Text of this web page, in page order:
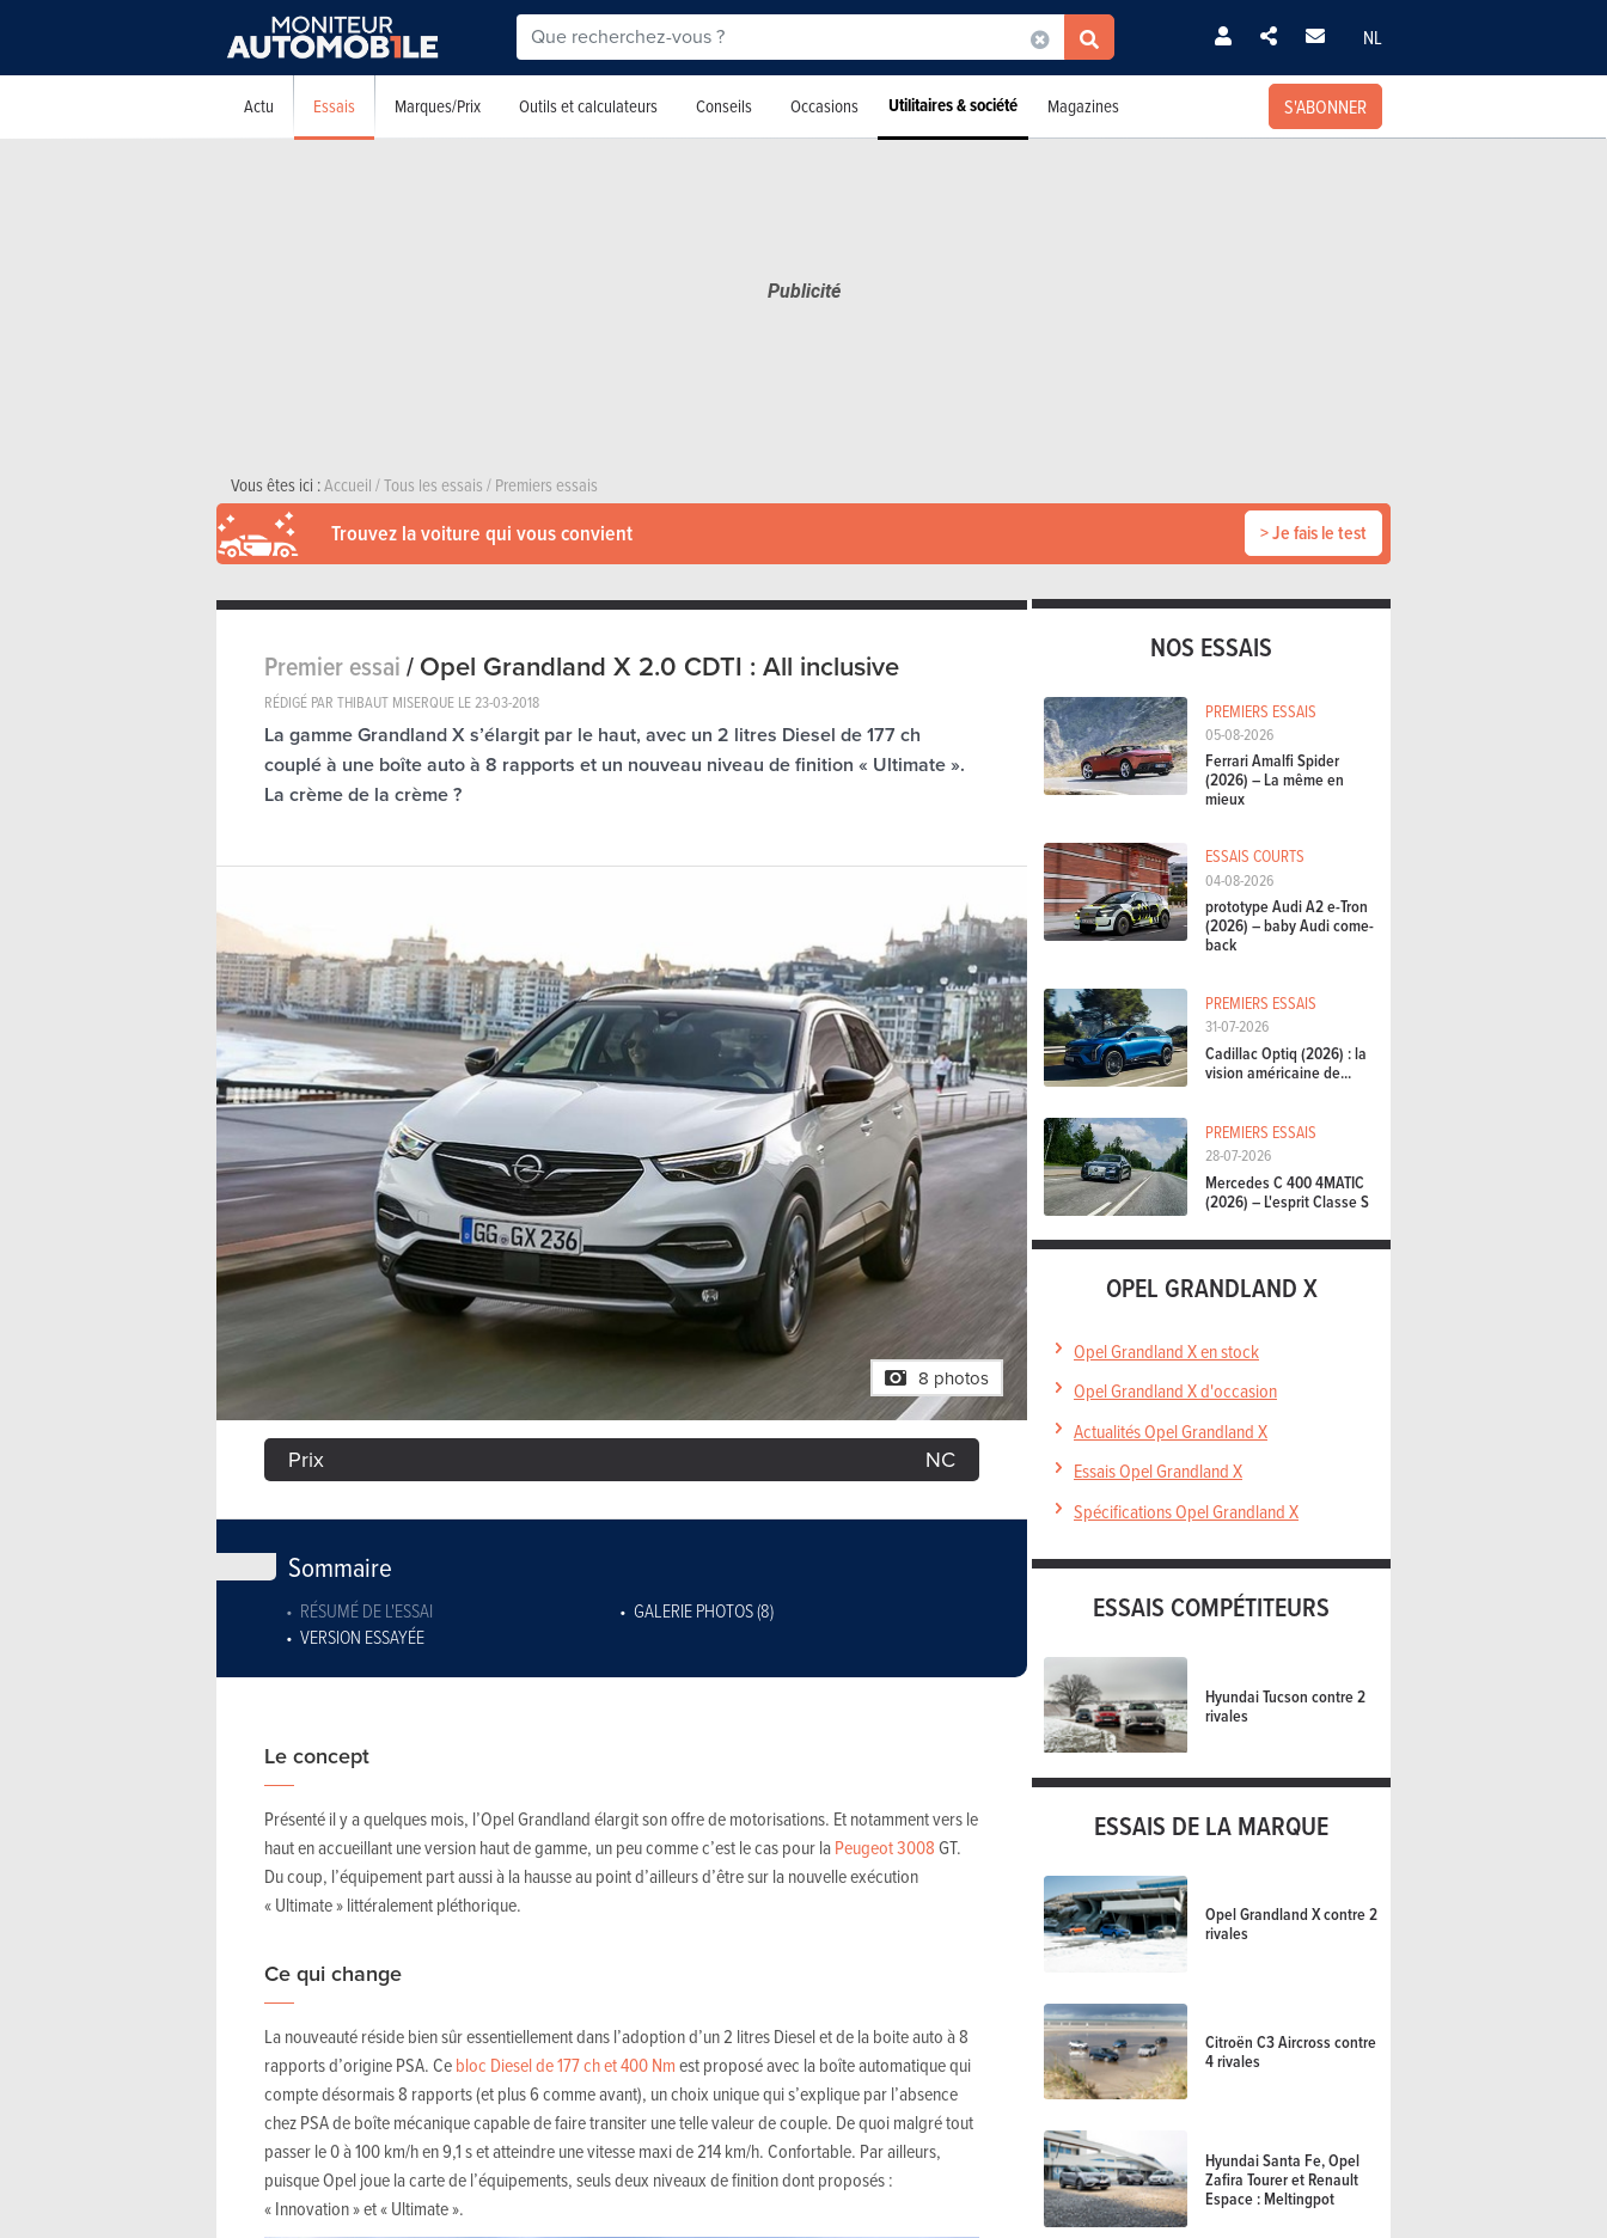
NL
Actu Essais Marques/Prix Outils et calculateurs Conseils Occasions Utilitaires & société Magazines S'ABONNER
Vous êtes ici :Accueil/Tous les essais/Premiers essais
Trouvez la voiture qui vous convient > Je fais le test
Premier essai/Opel Grandland X 2.0 CDTI : All inclusive
RÉDIGÉ PAR THIBAUT MISERQUE LE23-03-2018
La gamme Grandland X s’élargit par le haut, avec un 2 litres Diesel de 177 ch
couplé à une boîte auto à 8 rapports et un nouveau niveau de finition « Ultimate ».
La crème de la crème ?
8 photos
Prix NC
Sommaire
RÉSUMÉ DE L'ESSAI
GALERIE PHOTOS (8)
VERSION ESSAYÉE
Le concept
Présenté il y a quelques mois, l’Opel Grandland élargit son offre de motorisations. Et notamment vers le
haut en accueillant une version haut de gamme, un peu comme c’est le cas pour laPeugeot 3008GT.
Du coup, l’équipement part aussi à la hausse au point d’ailleurs d’être sur la nouvelle exécution
« Ultimate » littéralement pléthorique.
Ce qui change
La nouveauté réside bien sûr essentiellement dans l’adoption d’un 2 litres Diesel et de la boite auto à 8
rapports d’origine PSA. Cebloc Diesel de 177 ch et 400 Nmest proposé avec la boîte automatique qui
compte désormais 8 rapports (et plus 6 comme avant), un choix unique qui s’explique par l’absence
chez PSA de boîte mécanique capable de faire transiter une telle valeur de couple. De quoi malgré tout
passer le 0 à 100 km/h en 9,1 s et atteindre une vitesse maxi de 214 km/h. Confortable. Par ailleurs,
puisque Opel joue la carte de l’équipements, seuls deux niveaux de finition dont proposés :
« Innovation » et « Ultimate ».
NOS ESSAIS
PREMIERS ESSAIS
05-08-2026
Ferrari Amalfi Spider
(2026) – La même en
mieux
ESSAIS COURTS
04-08-2026
prototype Audi A2 e-Tron
(2026) – baby Audi come-
back
PREMIERS ESSAIS
31-07-2026
Cadillac Optiq (2026) : la
vision américaine de...
PREMIERS ESSAIS
28-07-2026
Mercedes C 400 4MATIC
(2026) – L'esprit Classe S
OPEL GRANDLAND X
Opel Grandland X en stock
Opel Grandland X d'occasion
Actualités Opel Grandland X
Essais Opel Grandland X
Spécifications Opel Grandland X
ESSAIS COMPÉTITEURS
Hyundai Tucson contre 2
rivales
ESSAIS DE LA MARQUE
Opel Grandland X contre 2
rivales
Citroën C3 Aircross contre
4 rivales
Hyundai Santa Fe, Opel
Zafira Tourer et Renault
Espace : Meltingpot